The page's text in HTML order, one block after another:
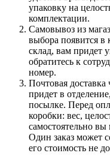
упаковку на
комплектации.
Самовывоз из
выбора появится в
склад, вам придет
обратитесь к
номер.
Почтовая доставка
придет в
посылке. Перед
коробки: вес,
самостоятельно вы
Один заказ может
его стоимость не